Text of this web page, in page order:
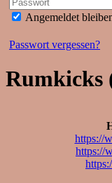
Angemeldet
Passwort vergessen?
Rumkicks
https://
https://